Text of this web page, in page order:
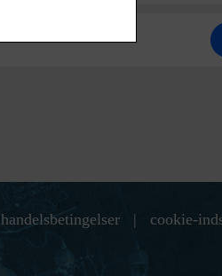
handelsbetingelser | cookie-